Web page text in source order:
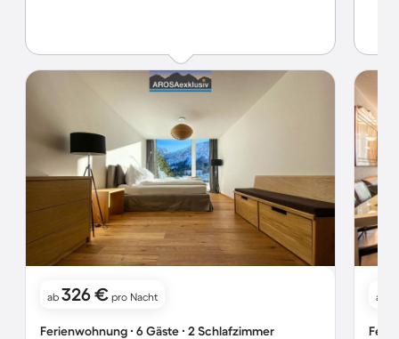
ab 326 € pro Nacht
Ferienwohnung ∙ 6 Gäste ∙ 2 Schlafzimmer
ab